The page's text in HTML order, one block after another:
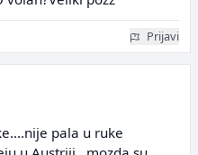
Prijavi
pala u ruke